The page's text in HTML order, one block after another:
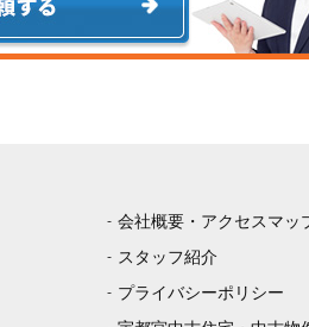
会社概要・アクセスマッ
スタッフ紹介
プライバシーポリシー